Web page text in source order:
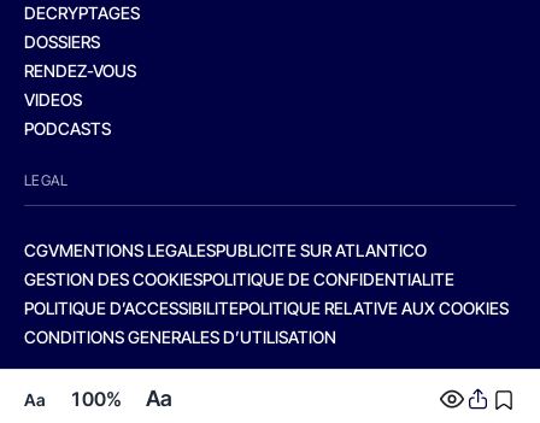
Aa 100% Aa
DECRYPTAGES
DOSSIERS
RENDEZ-VOUS
VIDEOS
PODCASTS
LEGAL
CGVMENTIONS LEGALESPUBLICITE SUR ATLANTICO
GESTION DES COOKIESPOLITIQUE DE CONFIDENTIALITE
POLITIQUE D’ACCESSIBILITEPOLITIQUE RELATIVE AUX COOKIES
CONDITIONS GENERALES D’UTILISATION